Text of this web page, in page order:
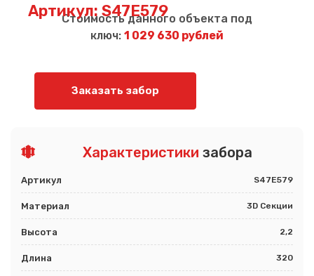
Артикул: S47E579
Стоимость данного объекта под
ключ: 1 029 630 рублей
Заказать забор
Характеристики забора
Артикул S47E579
Материал 3D Секции
Высота 2,2
Длина 320